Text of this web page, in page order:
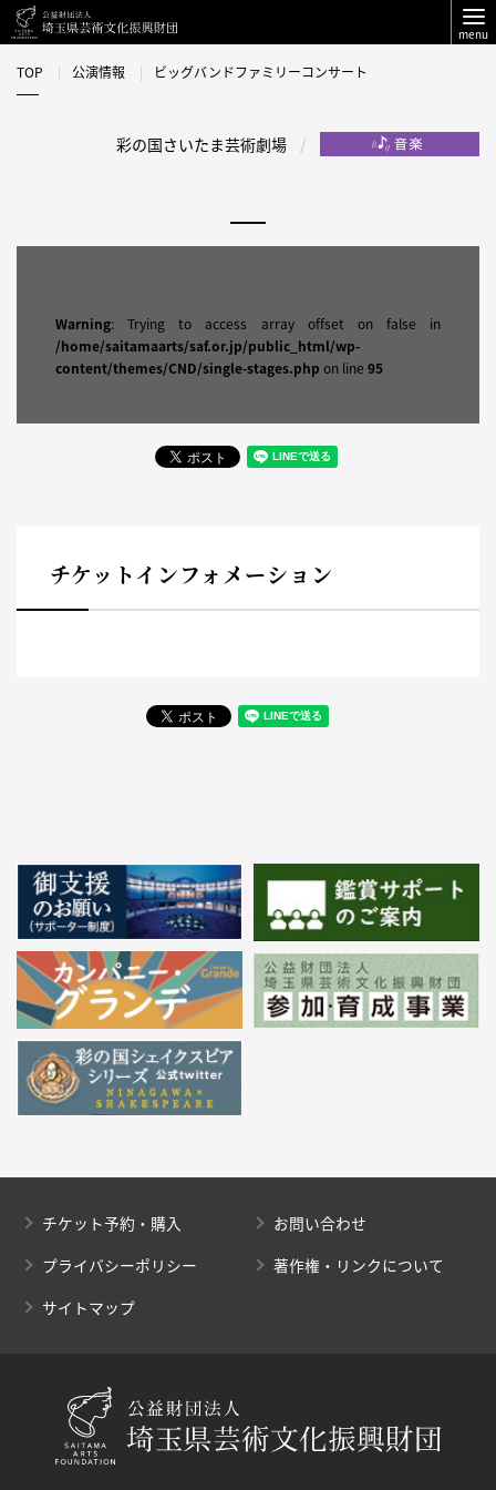
menu
TOP 公演情報 ビッグバンドファミリーコンサート
彩の国さいたま芸術劇場
Warning: Trying to access array offset on false in
/home/saitamaarts/saf.or.jp/public_html/wp-
content/themes/CND/single-stages.php on line 95
チケットインフォメーション
チケット予約・購入
お問い合わせ
プライバシーポリシー
著作権・リンクについて
サイトマップ